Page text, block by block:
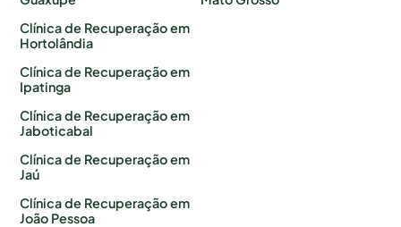
Clínica de Recuperação em
Hortolândia
Clínica de Recuperação em
Ipatinga
Clínica de Recuperação em
Jaboticabal
Clínica de Recuperação em
Jaú
Clínica de Recuperação em
João Pessoa